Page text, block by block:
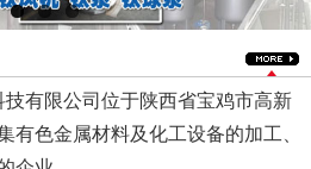
有限公司位于陕西省宝鸡市高新
有色金属材料及化工设备的加工、